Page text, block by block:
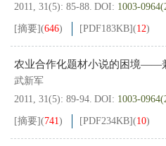
2011, 31(5): 85-88. DOI: 1003-
[摘要](646) [PDF183KB](12)
农业合作化题材小说的困境——
武新军
2011, 31(5): 89-94. DOI: 1003-
[摘要](741) [PDF234KB](10)